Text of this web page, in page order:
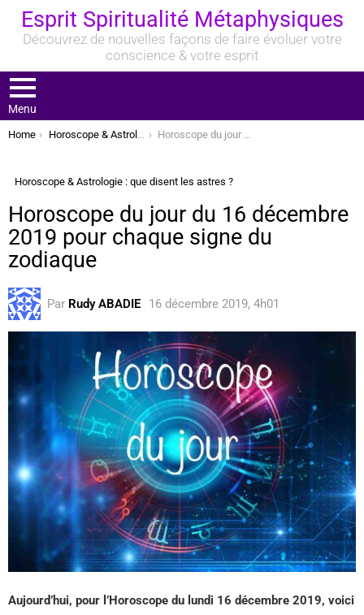
Esprit Spiritualité Métaphysiques
Découvrez de nouvelles façons de faire évoluer votre
conscience & votre esprit
Menu
You are here:
Home Horoscope & Astrologie : que disent les astres ? Horoscope du jour du 16 décembre 2019 pour chaque signe du zodiaque
Horoscope & Astrologie : que disent les astres ?
Horoscope du jour du 16 décembre
2019 pour chaque signe du
zodiaque
Par Rudy ABADIE 16 décembre 2019, 4h01
Aujourd’hui, pour l’Horoscope du lundi 16 décembre 2019, voici